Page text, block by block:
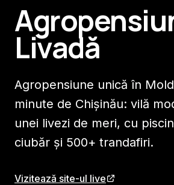
Livadă
Agropensiune unică în
minute de Chișinău: vilă
unei livezi de meri, cu
ciubăr și 500+ trandafiri.
Vizitează site-ul live